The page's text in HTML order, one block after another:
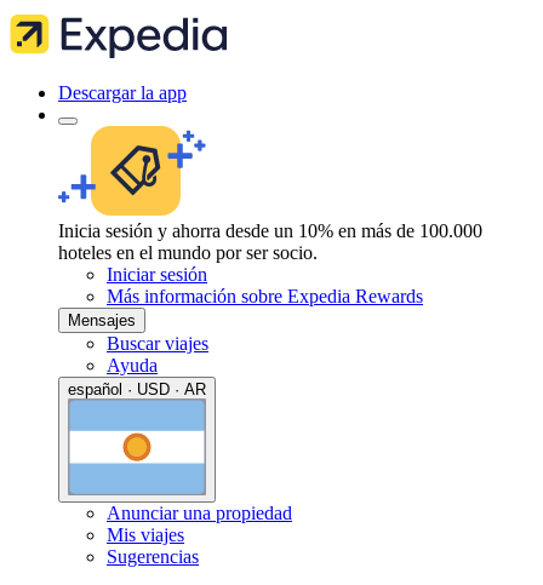
Descargar la app
Inicia sesión y ahorra desde un 10% en más de 100.000
hoteles en el mundo por ser socio.
Iniciar sesión
Más información sobre Expedia Rewards
Mensajes
Buscar viajes
Ayuda
español · USD · AR
Anunciar una propiedad
Mis viajes
Sugerencias